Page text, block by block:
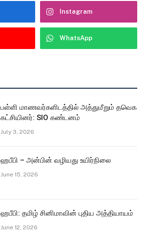
Instagram
WhatsApp
பள்ளி மாணவர்களிடத்தில் அத்துமீறும் தவெக
கட்சியினர்: SIO கண்டனம்
July 3, 2026
ஹபீபி – அன்பின் வழியது உயிர்நிலை
June 15, 2026
ஹபீபி: தமிழ் சினிமாவின் புதிய அத்தியாயம்
June 12, 2026